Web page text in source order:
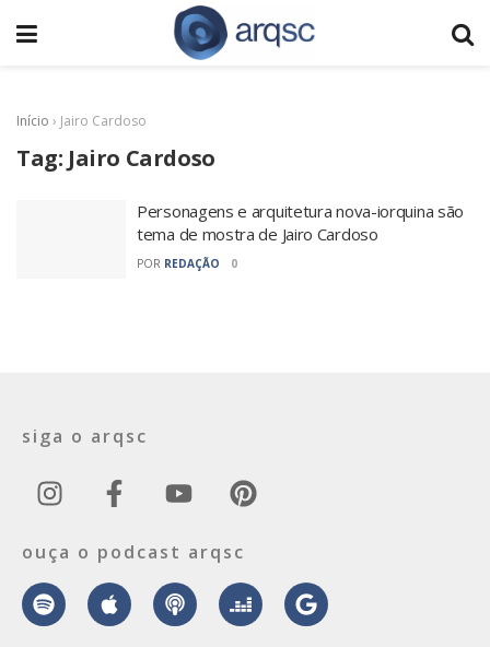
Início › Jairo Cardoso
Tag: Jairo Cardoso
Personagens e arquitetura nova-iorquina são
tema de mostra de Jairo Cardoso
POR REDAÇÃO 0
siga o arqsc
ouça o podcast arqsc